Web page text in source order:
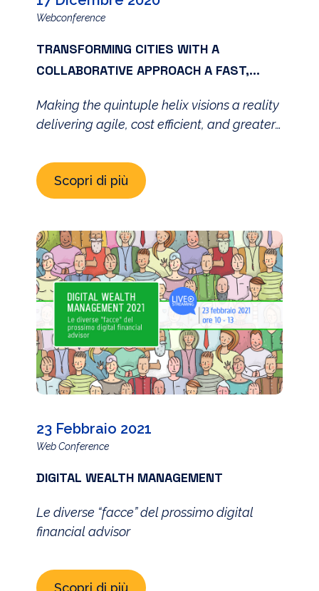
Webconference
TRANSFORMING CITIES WITH A
COLLABORATIVE APPROACH A FAST,
NETWORKS
Making the quintuple helix visions a reality
delivering agile, cost efficient, and greater
people they serve
Scopri di più
23 Febbraio 2021
Web Conference
DIGITAL WEALTH MANAGEMENT
Le diverse “facce” del prossimo digital
financial advisor
Scopri di più